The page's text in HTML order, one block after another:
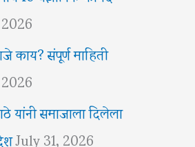
काय? संपूर्ण माहिती
यांनी समाजाला दिलेला